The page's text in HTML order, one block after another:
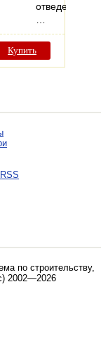
отведения.
Купить
по строительству,
2002—2026